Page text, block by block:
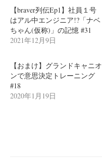
ン
【braver列伝Ep1】社員１号
はアル中エンジニア!?「ナベ
ちゃん(仮称)」の記憶 #31
2021年12月9日
【おまけ】グランドキャニオ
ンで意思決定トレーニング
#18
2020年1月19日